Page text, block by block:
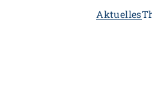
Navigation
Aktuelles